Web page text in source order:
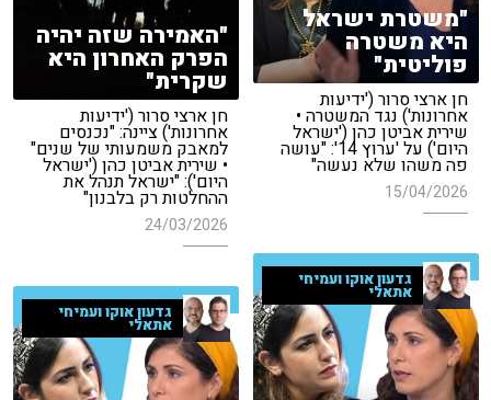
"משטרת ישראל
היא משטרה
פוליטית"
חן ארצי סרור ('ידיעות
אחרונות') נגד המשטרה •
שירית אביטן כהן ('ישראל
היום') על 'ערוץ 14': "עושה
פה משהו שלא נעשה"
15/04/2026
"האמירה שזה יהיה
הפרק האחרון היא
שקרית"
חן ארצי סרור ('ידיעות
אחרונות') ציינה: "נכנסים
למאבק משמעותי של שנים"
• שירית אביטן כהן ('ישראל
היום'): "ישראל תנהל את
ההחלטות רק בלבנון"
24/03/2026
גדעון אוקו ועמיחי
אתאלי
גדעון אוקו ועמיחי
אתאלי